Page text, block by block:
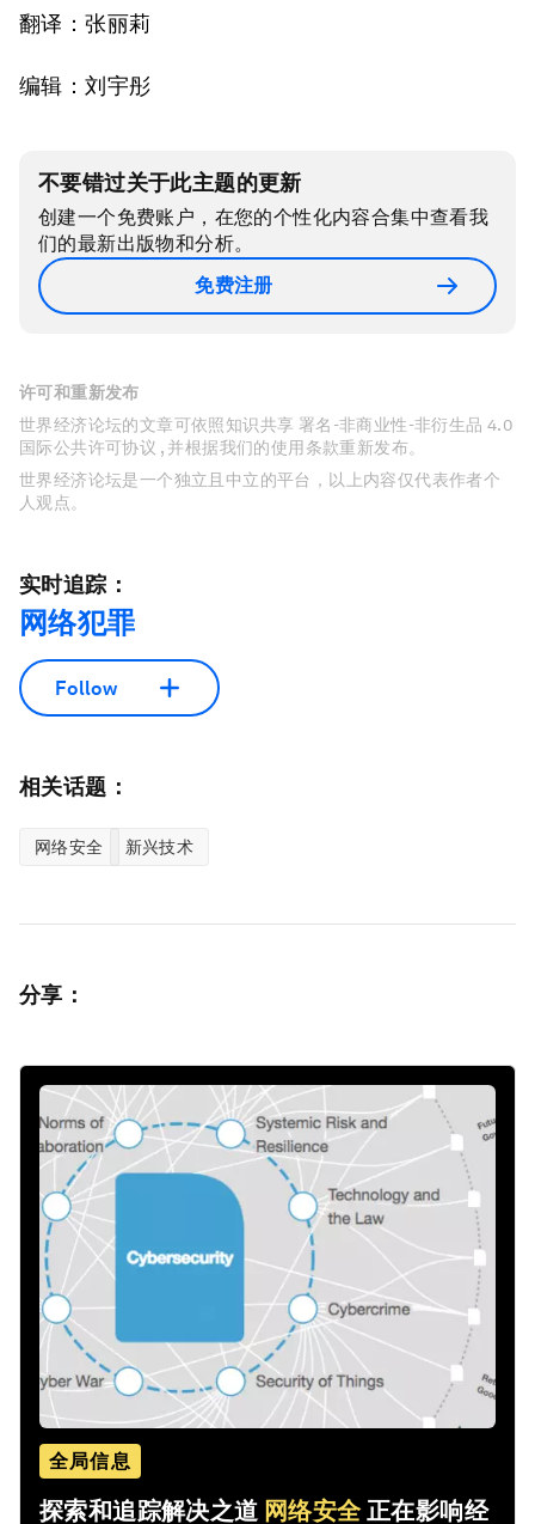
翻译：张丽莉
编辑：刘宇彤
不要错过关于此主题的更新
创建一个免费账户，在您的个性化内容合集中查看我
们的最新出版物和分析。
免费注册
许可和重新发布
世界经济论坛的文章可依照知识共享 署名-非商业性-非衍生品 4.0
国际公共许可协议 , 并根据我们的使用条款重新发布。
世界经济论坛是一个独立且中立的平台，以上内容仅代表作者个
人观点。
实时追踪：
网络犯罪
Follow
相关话题：
网络安全 新兴技术
分享：
全局信息
探索和追踪解决之道 网络安全正在影响经